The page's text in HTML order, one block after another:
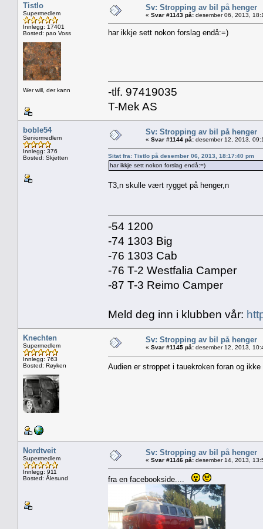
Tistlo
Supermedlem
Innlegg: 17401
Bosted: pao Voss
Wer will, der kann
Sv: Stropping av bil på henger
« Svar #1143 på: desember 06, 2013,
har ikkje sett nokon forslag endå:=)
-tlf. 97419035
T-Mek AS
boble54
Seniormedlem
Innlegg: 376
Bosted: Skjetten
Sv: Stropping av bil på henger
« Svar #1144 på: desember 12, 2013,
Sitat fra: Tistlo på desember 06, 2013, 18:17:40 pm
har ikkje sett nokon forslag endå:=)
T3,n skulle vært rygget på henger,n
-54 1200
-74 1303 Big
-76 1303 Cab
-76 T-2 Westfalia Camper
-87 T-3 Reimo Camper
Meld deg inn i klubben vår:
Knechten
Supermedlem
Innlegg: 763
Bosted: Røyken
Sv: Stropping av bil på henger
« Svar #1145 på: desember 12, 2013,
Audien er stroppet i tauekroken foran og
Nordtveit
Supermedlem
Innlegg: 911
Bosted: Ålesund
Sv: Stropping av bil på henger
« Svar #1146 på: desember 14, 2013,
fra en facebookside....